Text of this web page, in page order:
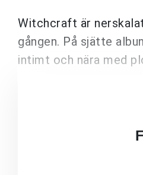
Witchcraft är
gången. På sjätte
intimt och nära med